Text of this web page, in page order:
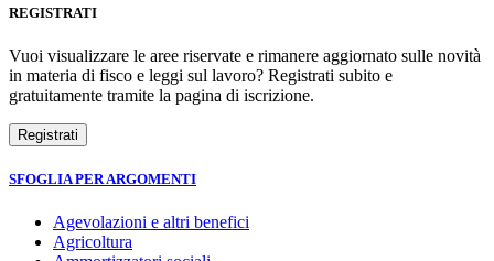
REGISTRATI
Vuoi visualizzare le aree riservate e rimanere aggiornato sulle novità
in materia di fisco e leggi sul lavoro? Registrati subito e
gratuitamente tramite la pagina di iscrizione.
SFOGLIA PER ARGOMENTI
Agevolazioni e altri benefici
Agricoltura